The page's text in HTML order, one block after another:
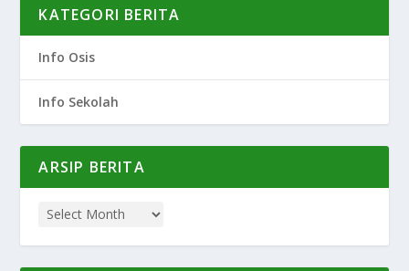
KATEGORI BERITA
Info Osis
Info Sekolah
ARSIP BERITA